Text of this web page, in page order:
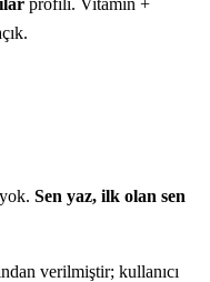
Sen yaz, ilk olan sen
verilmiştir; kullanıcı